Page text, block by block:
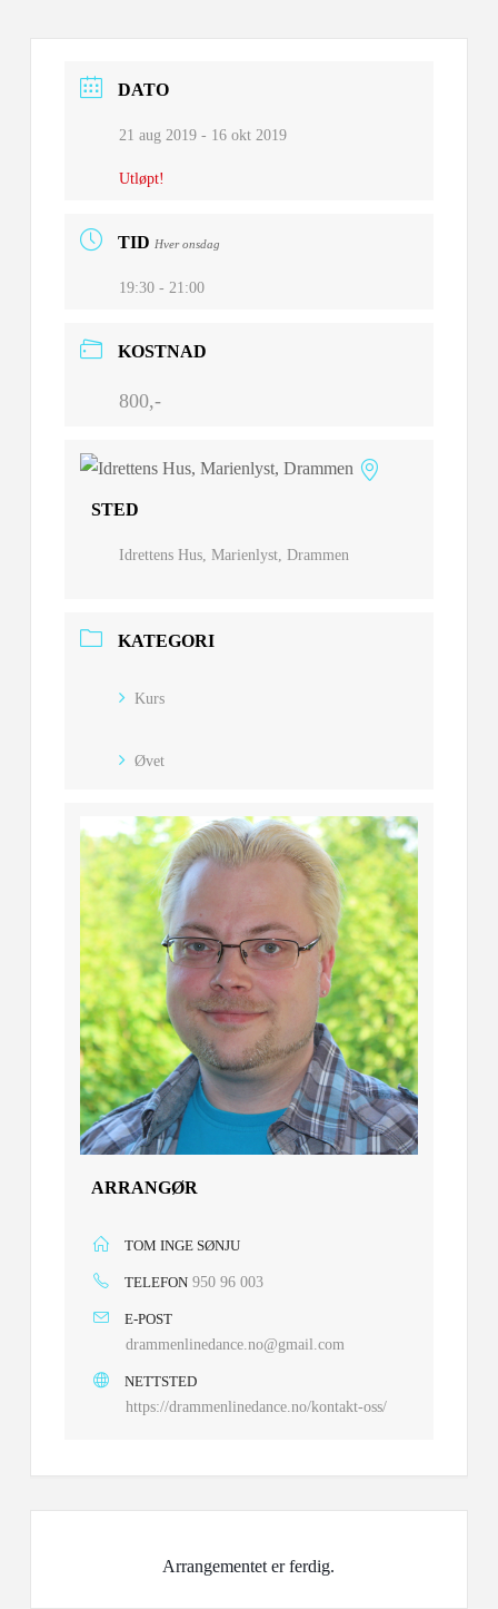
DATO
21 aug 2019- 16 okt 2019
Utløpt!
TID Hver onsdag
19:30 - 21:00
KOSTNAD
800,-
STED
Idrettens Hus, Marienlyst, Drammen
KATEGORI
Kurs
Øvet
ARRANGØR
TOM INGE SØNJU
TELEFON 950 96 003
E-POST
drammenlinedance.no@gmail.com
NETTSTED
https://drammenlinedance.no/kontakt-oss/
Arrangementet er ferdig.